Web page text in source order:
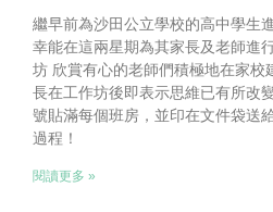
繼早前為沙田公立學校的高中學生
幸能在這兩星期為其家長及老師進
坊 欣賞有心的老師們積極地在家校
長在工作坊後即表示思維已有所改
號貼滿每個班房，並印在文件袋送
過程！
閱讀更多 »